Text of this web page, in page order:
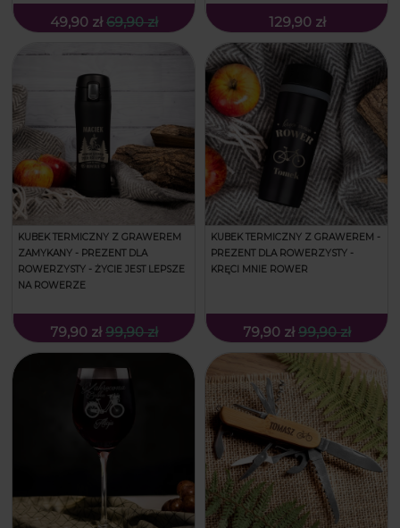
49,90 zł 69,90 zł 129,90 zł
KUBEK TERMICZNY Z GRAWEREM
ZAMYKANY - PREZENT DLA
ROWERZYSTY - ŻYCIE JEST LEPSZE
NA ROWERZE
79,90 zł 99,90 zł
KUBEK TERMICZNY Z GRAWEREM -
PREZENT DLA ROWERZYSTY -
KRĘCI MNIE ROWER
79,90 zł 99,90 zł